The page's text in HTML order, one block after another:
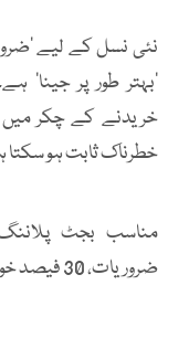
نئی نسل کے لیے
’بہتر طور پر جینا‘
خریدنے کے چکر میں
خطرناک ثابت ہو
ضروریات، 30 فیصد خواہشات اور 20 فیصد بچت ہونی چاہیے۔